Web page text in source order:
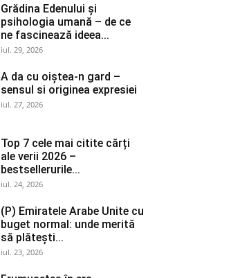
Grădina Edenului și
psihologia umană – de ce
ne fascinează ideea...
iul. 29, 2026
A da cu oiștea-n gard –
sensul si originea expresiei
iul. 27, 2026
Top 7 cele mai citite cărți
ale verii 2026 –
bestsellerurile...
iul. 24, 2026
(P) Emiratele Arabe Unite cu
buget normal: unde merită
să plătești...
iul. 23, 2026